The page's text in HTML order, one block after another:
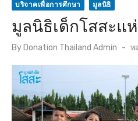
บริจาคเพื่อการศึกษา มูลนิธิ
มูลนิธิเด็กโสสะแ
By Donation Thailand Admin
P
s
e
d
o
พ